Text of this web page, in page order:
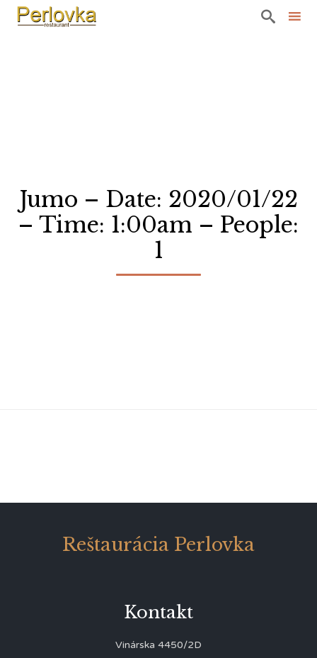

Jumo – Date: 2020/01/22
– Time: 1:00am – People:
1
Reštaurácia Perlovka
Kontakt
Vinárska 4450/2D